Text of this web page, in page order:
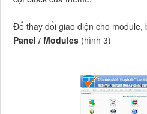
Để thay đổi giao diện cho module,
Panel / Modules (hình 3)